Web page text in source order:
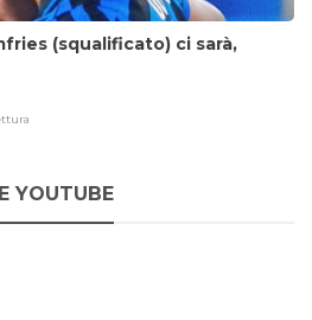
(squalificato) ci sarà,
YOUTUBE